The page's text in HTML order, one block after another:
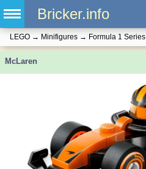
Bricker.info
LEGO → Minifigures → Formula 1 Series
McLaren